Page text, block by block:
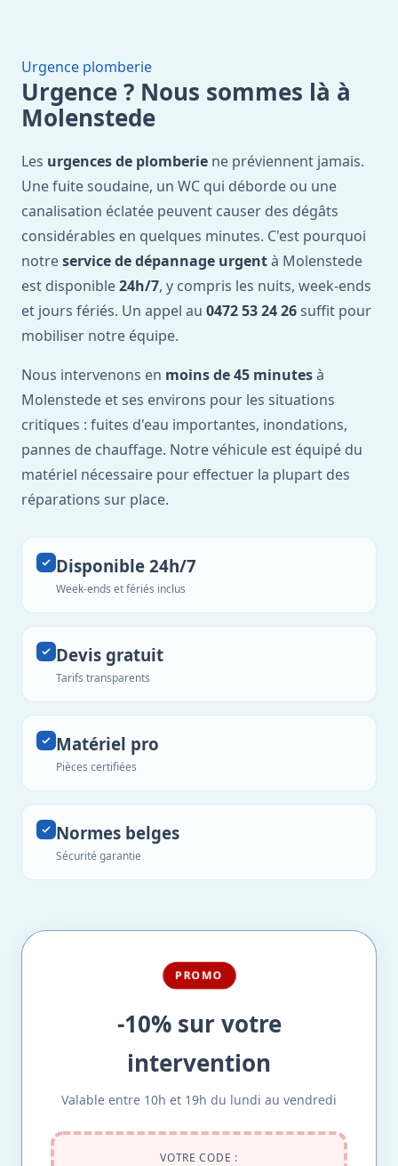
Urgence plomberie
Urgence ? Nous sommes là à
Molenstede
Les urgences de plomberie ne préviennent jamais.
Une fuite soudaine, un WC qui déborde ou une
canalisation éclatée peuvent causer des dégâts
considérables en quelques minutes. C'est pourquoi
notreservice de dépannage urgentà Molenstede
est disponible24h/7, y compris les nuits, week-ends
et jours fériés. Un appel au 0472 53 24 26 suffit pour
mobiliser notre équipe.
Nous intervenons en moins de 45 minutesà
Molenstede et ses environs pour les situations
critiques : fuites d'eau importantes, inondations,
pannes de chauffage. Notre véhicule est équipé du
matériel nécessaire pour effectuer la plupart des
réparations sur place.
Disponible 24h/7
Week-ends et fériés inclus
Devis gratuit
Tarifs transparents
Matériel pro
Pièces certifiées
Normes belges
Sécurité garantie
PROMO
-10% sur votre
intervention
Valable entre 10h et 19h du lundi au vendredi
VOTRE CODE :